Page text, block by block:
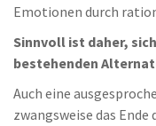
Emotionen durch
Sinnvoll ist daher,
bestehenden
Auch eine
zwangsweise das